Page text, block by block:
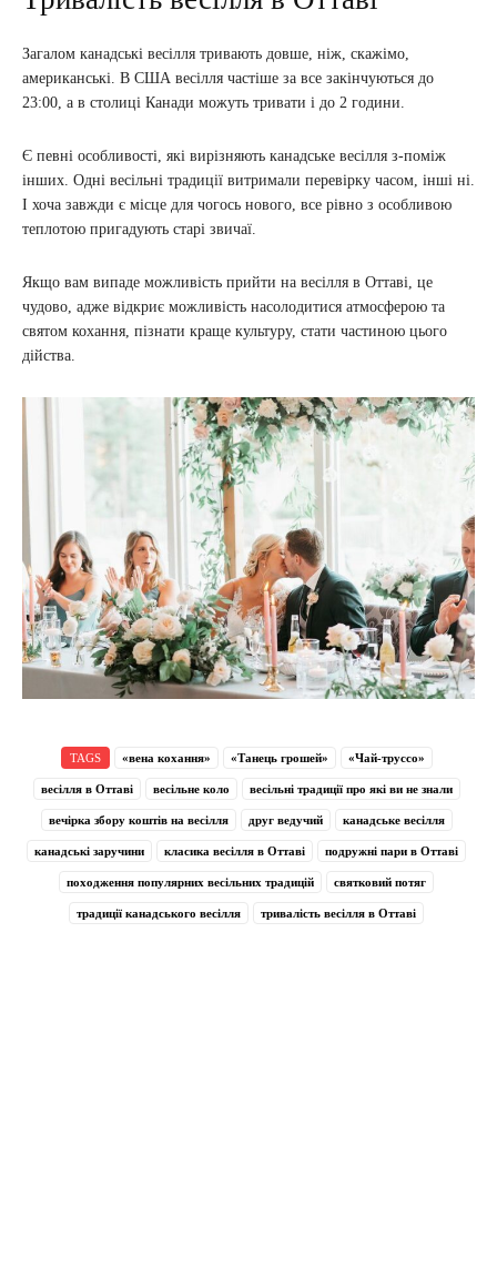
Загалом канадські весілля тривають довше, ніж, скажімо,
американські. В США весілля частіше за все закінчуються до
23:00, а в столиці Канади можуть тривати і до 2 години.
Є певні особливості, які вирізняють канадське весілля з-поміж
інших. Одні весільні традиції витримали перевірку часом, інші ні.
І хоча завжди є місце для чогось нового, все рівно з особливою
теплотою пригадують старі звичаї.
Якщо вам випаде можливість прийти на весілля в Оттаві, це
чудово, адже відкриє можливість насолодитися атмосферою та
святом кохання, пізнати краще культуру, стати частиною цього
дійства.
TAGS «вена кохання» «Танець грошей» «Чай-труссо»
весілля в Оттаві весільне коло весільні традиції про які ви не знали
вечірка збору коштів на весілля друг ведучий канадське весілля
канадські заручини класика весілля в Оттаві подружні пари в Оттаві
походження популярних весільних традицій святковий потяг
традиції канадського весілля тривалість весілля в Оттаві